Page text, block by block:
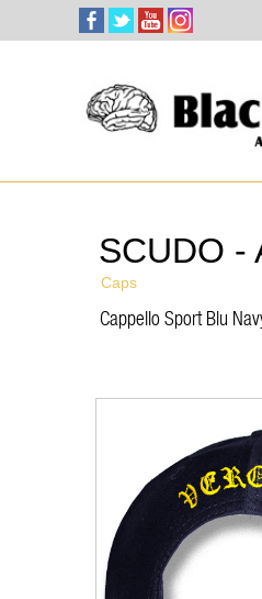
SCUDO -
Cappello Sport Blu
Caps